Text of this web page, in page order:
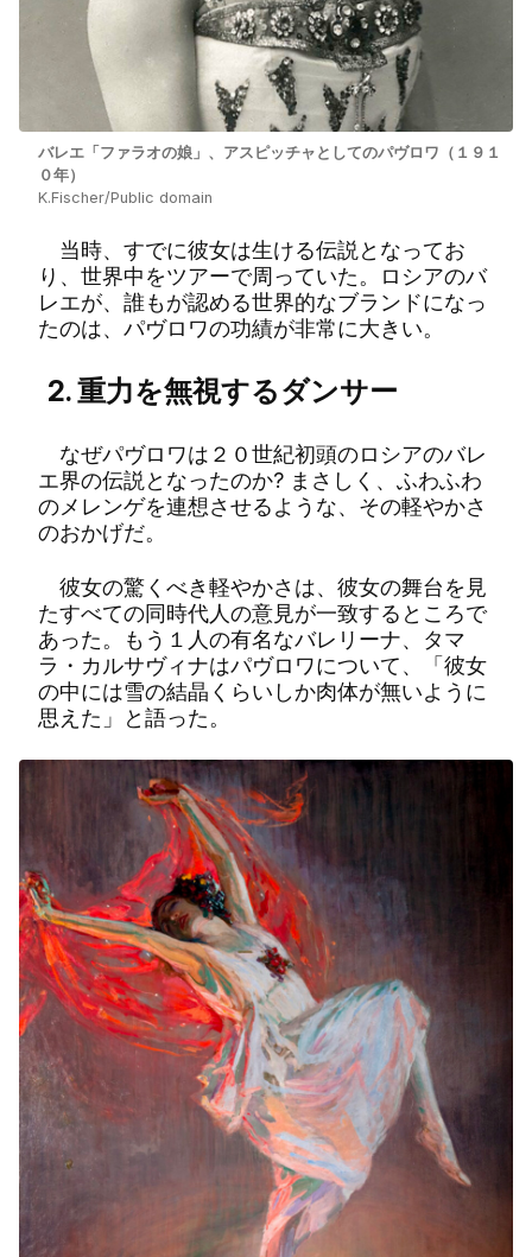
バレエ「ファラオの娘」、アスピッチャとしてのパヴロワ（１９１
０年）
K.Fischer/Public domain
当時、すでに彼女は生ける伝説となってお
り、世界中をツアーで周っていた。ロシアのバ
レエが、誰もが認める世界的なブランドになっ
たのは、パヴロワの功績が非常に大きい。
2. 重力を無視するダンサー
なぜパヴロワは２０世紀初頭のロシアのバレ
エ界の伝説となったのか? まさしく、ふわふわ
のメレンゲを連想させるような、その軽やかさ
のおかげだ。
彼女の驚くべき軽やかさは、彼女の舞台を見
たすべての同時代人の意見が一致するところで
あった。もう１人の有名なバレリーナ、タマ
ラ・カルサヴィナはパヴロワについて、「彼女
の中には雪の結晶くらいしか肉体が無いように
思えた」と語った。